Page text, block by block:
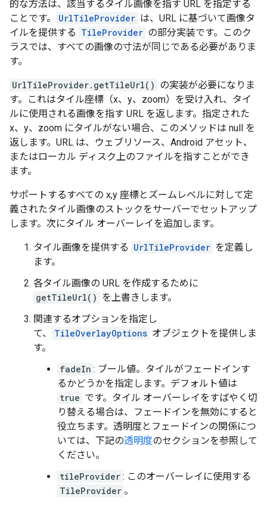
的な方法は、該当するタイル画像を指す URL を指定する
ことです。
UrlTileProvider は、URL に基づいて画像タ
イルを提供する TileProvider の部分実装です。このク
ラスでは、すべての画像の寸法が同じである必要がありま
す。
UrlTileProvider.getTileUrl() の実装が必要になりま
す。これはタイル座標（x、y、zoom）を受け入れ、タイ
ルに使用される画像を指す URL を返します。指定された
x、y、zoom にタイルがない場合、このメソッドは null を
返します。URL は、ウェブリソース、Android アセット、
またはローカル ディスク上のファイルを指すことができ
ます。
サポートするすべての x,y 座標とズームレベルに対して定
義されたタイル画像のストックをサーバーでセットアップ
します。次にタイル オーバーレイを追加します。
タイル画像を提供する UrlTileProvider を定義し
ます。
各タイル画像の URL を作成するために
getTileUrl() を上書きします。
関連するオプションを指定し
て、
TileOverlayOptions オブジェクトを提供しま
す。
fadeIn : ブール値。タイルがフェードインす
るかどうかを指定します。デフォルト値は
true です。タイル オーバーレイをすばやく切
り替える場合は、フェードインを無効にすると
役立ちます。透明度とフェードインの関係につ
いては、下記の透明度のセクションを参照して
ください。
tileProvider : このオーバーレイに使用する
TileProvider 。